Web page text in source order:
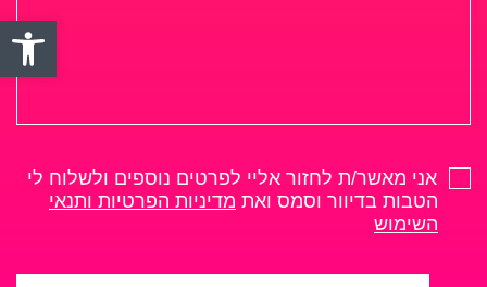
פתח
אני מאשר/ת לחזור אליי לפרטים נוספים ולשלוח לי
הטבות בדיוור וסמס ואת מדיניות הפרטיות ותנאי
השימוש